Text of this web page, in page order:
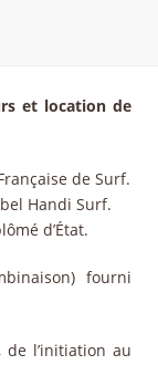
et location de
de Surf.
Handi Surf.
d’État.
fourni
l’initiation au